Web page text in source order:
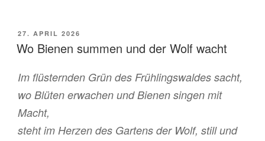
VERÖFFENTLICHT
AM
27. APRIL 2026
Wo Bienen summen und der Wolf wacht
Im flüsternden Grün des Frühlingswaldes sacht,
wo Blüten erwachen und Bienen singen mit
Macht,
steht im Herzen des Gartens der Wolf, still und